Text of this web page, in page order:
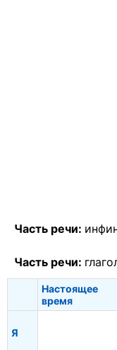
Часть речи:
Часть речи:
Настоящее
время
Я